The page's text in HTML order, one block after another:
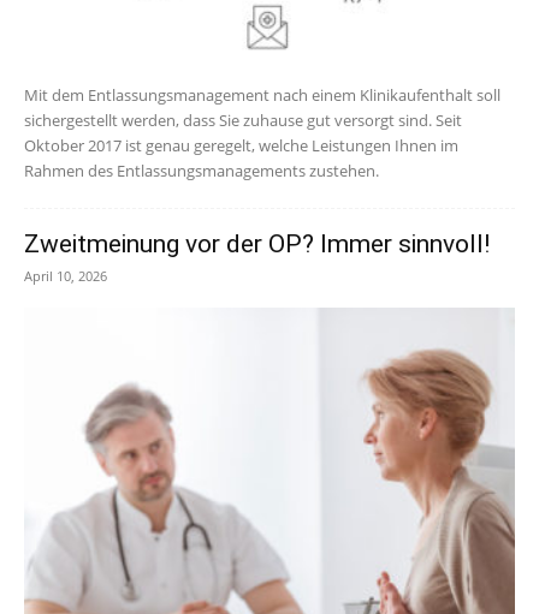
Mit dem Entlassungsmanagement nach einem Klinikaufenthalt soll
sichergestellt werden, dass Sie zuhause gut versorgt sind. Seit
Oktober 2017 ist genau geregelt, welche Leistungen Ihnen im
Rahmen des Entlassungsmanagements zustehen.
Zweitmeinung vor der OP? Immer sinnvoll!
April 10, 2026